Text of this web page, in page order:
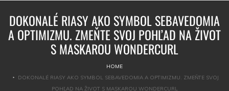
DOKONALÉ RIASY AKO SYMBOL SEBAVEDOMIA
A OPTIMIZMU. ZMEŇTE SVOJ POHĽAD NA ŽIVOT
S MASKAROU WONDERCURL
HOME
DOKONALÉ RIASY AKO SYMBOL SEBAVEDOMIA A OPTIMIZMU. ZMEŇTE SVOJ
POHĽAD NA ŽIVOT S MASKAROU WONDERCURL